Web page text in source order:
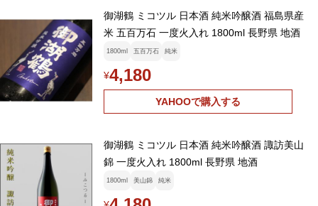
御湖鶴 ミコツル 日本酒 純米吟醸酒 福島県産
米 五百万石 一度火入れ 1800ml 長野県 地酒
1800ml 五百万石 純米
¥4,180
YAHOOで購入する
御湖鶴 ミコツル 日本酒 純米吟醸酒 諏訪美山
錦 一度火入れ 1800ml 長野県 地酒
1800ml 美山錦 純米